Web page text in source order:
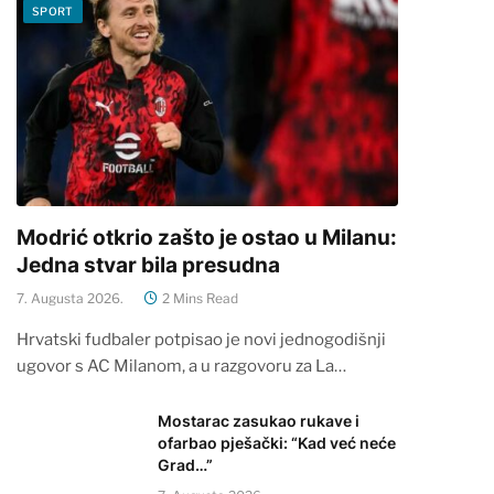
SPORT
Modrić otkrio zašto je ostao u Milanu:
Jedna stvar bila presudna
7. Augusta 2026. 2 Mins Read
Hrvatski fudbaler potpisao je novi jednogodišnji
ugovor s AC Milanom, a u razgovoru za La…
Mostarac zasukao rukave i
ofarbao pješački: “Kad već neće
Grad…”